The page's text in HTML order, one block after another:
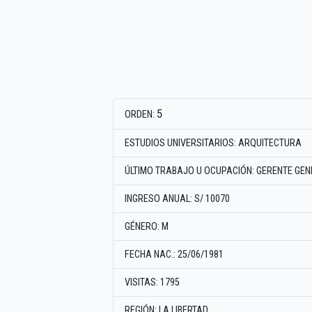
ORDEN: 5
ESTUDIOS UNIVERSITARIOS: ARQUITECTURA
ÚLTIMO TRABAJO U OCUPACIÓN: GERENTE
INGRESO ANUAL: S/ 10070
GÉNERO: M
FECHA NAC.: 25/06/1981
VISITAS: 1795